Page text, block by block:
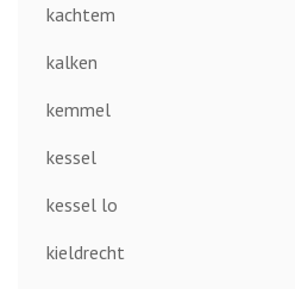
kachtem
kalken
kemmel
kessel
kessel lo
kieldrecht